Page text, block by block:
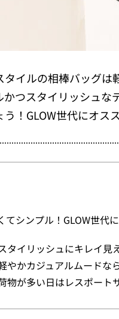
タイルの相棒バッグ
かつスタイリッシュ
う！GLOW世代にオス
てシンプル！GLOW世代
タイリッシュにキレイ見
やかカジュアルムードな
物が多い日はレスポート